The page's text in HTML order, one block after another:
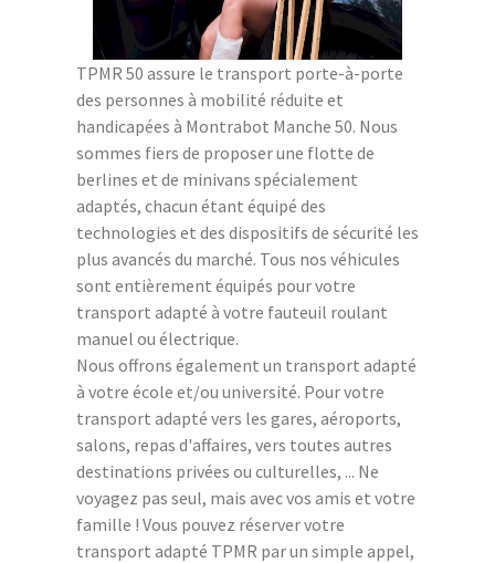
TPMR 50 assure le transport porte-à-porte
des personnes à mobilité réduite et
handicapées à Montrabot Manche 50. Nous
sommes fiers de proposer une flotte de
berlines et de minivans spécialement
adaptés, chacun étant équipé des
technologies et des dispositifs de sécurité les
plus avancés du marché. Tous nos véhicules
sont entièrement équipés pour votre
transport adapté à votre fauteuil roulant
manuel ou électrique.
Nous offrons également un transport adapté
à votre école et/ou université. Pour votre
transport adapté vers les gares, aéroports,
salons, repas d'affaires, vers toutes autres
destinations privées ou culturelles, ... Ne
voyagez pas seul, mais avec vos amis et votre
famille ! Vous pouvez réserver votre
transport adapté TPMR par un simple appel,